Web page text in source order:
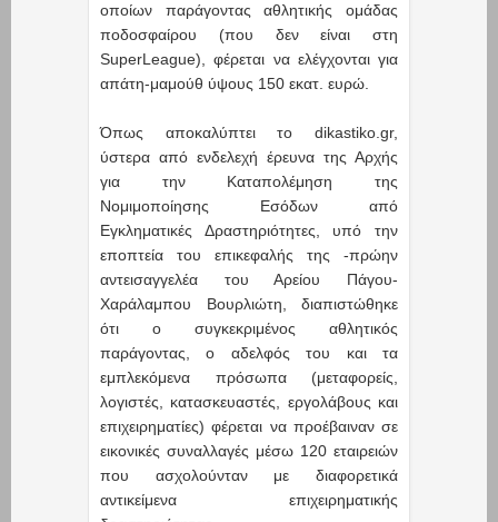
οποίων παράγοντας αθλητικής ομάδας
ποδοσφαίρου (που δεν είναι στη
SuperLeague), φέρεται να ελέγχονται για
απάτη-μαμούθ ύψους 150 εκατ. ευρώ.
Όπως αποκαλύπτει το dikastiko.gr,
ύστερα από ενδελεχή έρευνα της Αρχής
για την Καταπολέμηση της
Νομιμοποίησης Εσόδων από
Εγκληματικές Δραστηριότητες, υπό την
εποπτεία του επικεφαλής της -πρώην
αντεισαγγελέα του Αρείου Πάγου-
Χαράλαμπου Βουρλιώτη, διαπιστώθηκε
ότι ο συγκεκριμένος αθλητικός
παράγοντας, ο αδελφός του και τα
εμπλεκόμενα πρόσωπα (μεταφορείς,
λογιστές, κατασκευαστές, εργολάβους και
επιχειρηματίες) φέρεται να προέβαιναν σε
εικονικές συναλλαγές μέσω 120 εταιρειών
που ασχολούνταν με διαφορετικά
αντικείμενα επιχειρηματικής